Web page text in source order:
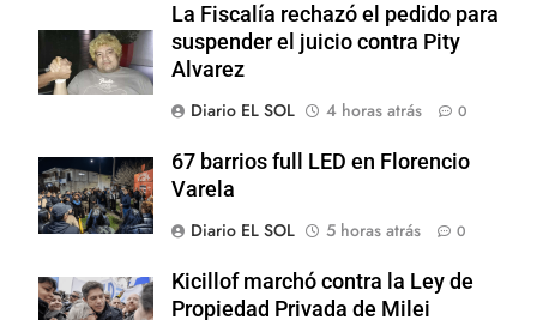
La Fiscalía rechazó el pedido para
suspender el juicio contra Pity
Alvarez
Diario EL SOL
4 horas atrás 0
67 barrios full LED en Florencio
Varela
Diario EL SOL
5 horas atrás 0
Kicillof marchó contra la Ley de
Propiedad Privada de Milei